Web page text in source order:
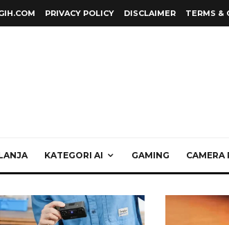
PRIVACY POLICY DISCLAIMER TERMS &
KATEGORI AI GAMING CAMERA